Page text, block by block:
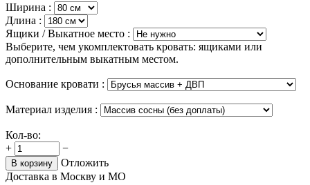
Ширина :
Длина :
Ящики / Выкатное место :
Выберите, чем укомплектовать кровать: ящиками или
дополнительным выкатным местом.
Основание кровати :
Материал изделия :
Кол-во:
+
−
В корзину
Отложить
Доставка в Москву и МО